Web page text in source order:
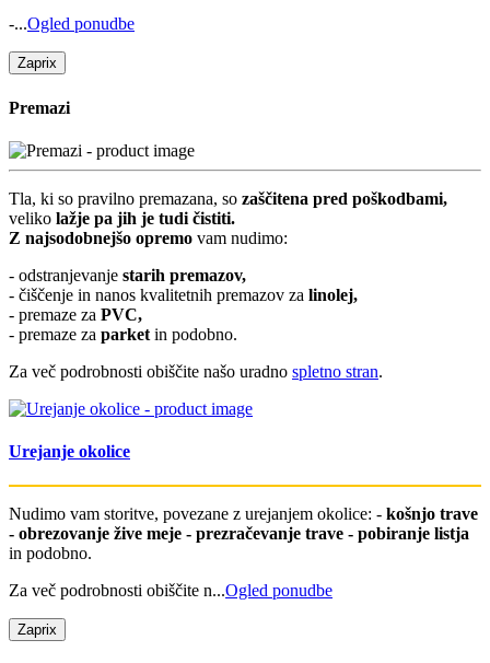
-...Ogled ponudbe
Zaprix
Premazi
Tla, ki so pravilno premazana, so zaščitena pred poškodbami,
veliko lažje pa jih je tudi čistiti.
Z najsodobnejšo opremo vam nudimo:
- odstranjevanje starih premazov,
- čiščenje in nanos kvalitetnih premazov za linolej,
- premaze za PVC,
- premaze za parket in podobno.
Za več podrobnosti obiščite našo uradno spletno stran.
Urejanje okolice
Nudimo vam storitve, povezane z urejanjem okolice: - košnjo trave
- obrezovanje žive meje - prezračevanje trave - pobiranje listja
in podobno.
Za več podrobnosti obiščite n...Ogled ponudbe
Zaprix